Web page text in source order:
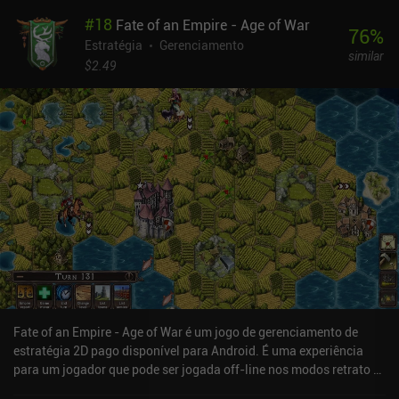
15 minutos. Uma das mecânicas mais interessantes do jogo é que
a produção de dano de cada unidade é proporcional à sua saúde
restante. E, antes de executar um ataque, podemos até mesmo ver
enorme vantagem de ser o primeiro a chegar. Portanto, a melhor
estratégia geralmente é forçar o inimigo a se aproximar de nós
sem poder nos atacar naquela rodada. O posicionamento também
é importante porque certas peças dão vantagens ou desvantagens
distintas, como unidades em peças de terra que recebem 10% a
mais de dano. O editor de níveis é fácil de usar, e os níveis criados
pela comunidade podem ser jogados on-line contra amigos ou
pelo modo multijogador no mesmo dispositivo. Outros modos
multijogador usam a combinação on-line. O estilo artístico é
bonito e sofisticado. Minha maior frustração foi o fato de ser
difícil distinguir alguns tipos de unidades de outros. Warbits+ é
um jogo premium de US$ 4,99. Ele é realmente uma joia escondida
e rapidamente se tornou um dos meus jogos de estratégia
baseados em turnos favoritos.
#18 Fate of an Empire - Age of War
Estratégia
Gerenciamento
$2.49
76%
similar
Fate of an Empire - Age of War é um jogo de gerenciamento de
estratégia 2D pago disponível para Android. É uma experiência
para um jogador que pode ser jogada off-line nos modos retrato e